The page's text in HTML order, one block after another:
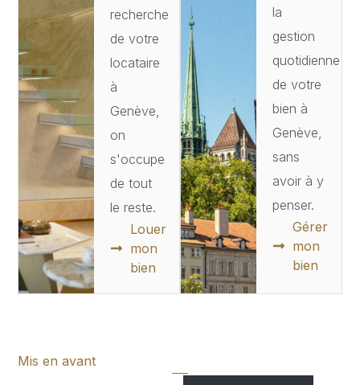
recherche
de votre
locataire
à
Genève,
on
s'occupe
de tout
le reste.
Louer
mon
bien
la
gestion
quotidienne
de votre
bien à
Genève,
sans
avoir à y
penser.
Gérer
mon
bien
Mis en avant